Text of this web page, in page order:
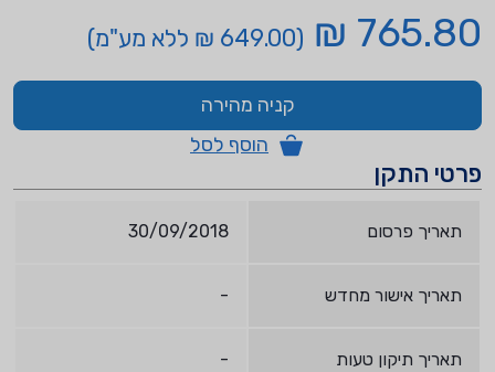
765.80 ₪ (649.00 ₪ ללא מע"מ)
קניה מהירה
הוסף לסל
פרטי התקן
תאריך פרסום 30/09/2018
תאריך אישור מחדש -
תאריך תיקון טעות -